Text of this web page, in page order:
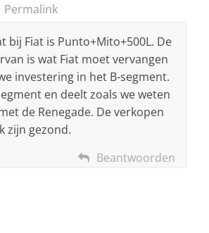
Permalink
bij Fiat is Punto+Mito+500L. De
is wat Fiat moet vervangen
investering in het B-segment.
en deelt zoals we weten
de Renegade. De verkopen
zijn gezond.
Beantwoorden